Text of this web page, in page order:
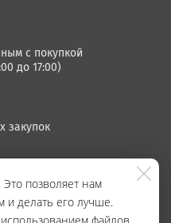
с покупкой
до 17:00)
закупок
(812) 235 15 86
книг
17:00)
позволяет нам
и делать его лучше.